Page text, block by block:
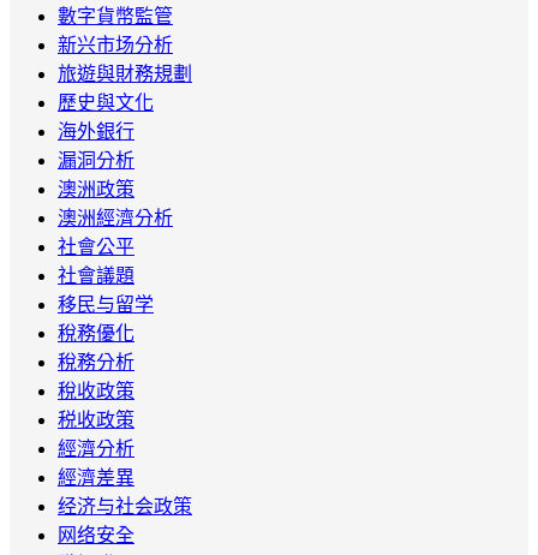
數字貨幣監管
新兴市场分析
旅遊與財務規劃
歷史與文化
海外銀行
漏洞分析
澳洲政策
澳洲經濟分析
社會公平
社會議題
移民与留学
稅務優化
稅務分析
稅收政策
税收政策
經濟分析
經濟差異
经济与社会政策
网络安全